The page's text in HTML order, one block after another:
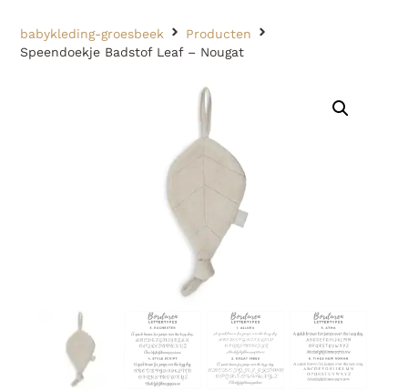
babykleding-groesbeek
Producten
Speendoekje Badstof Leaf – Nougat